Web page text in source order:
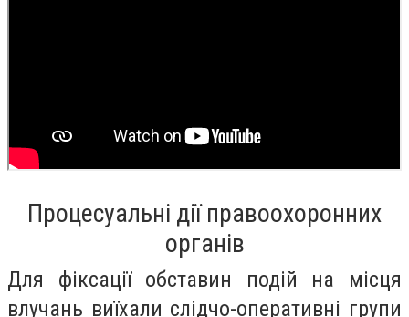
Процесуальні дії правоохоронних
органів
Для фіксації обставин подій на місця
влучань виїхали слідчо-оперативні групи